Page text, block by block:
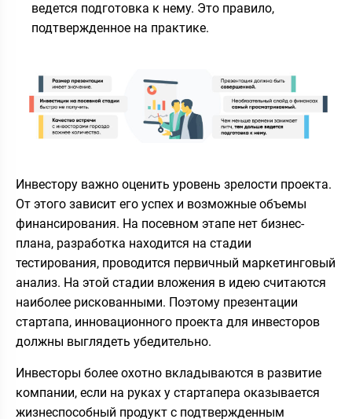
ведется подготовка к нему. Это правило,
подтвержденное на практике.
Инвестору важно оценить уровень зрелости проекта.
От этого зависит его успех и возможные объемы
финансирования. На посевном этапе нет бизнес-
плана, разработка находится на стадии
тестирования, проводится первичный маркетинговый
анализ. На этой стадии вложения в идею считаются
наиболее рискованными. Поэтому презентации
стартапа, инновационного проекта для инвесторов
должны выглядеть убедительно.
Инвесторы более охотно вкладываются в развитие
компании, если на руках у стартапера оказывается
жизнеспособный продукт с подтвержденным